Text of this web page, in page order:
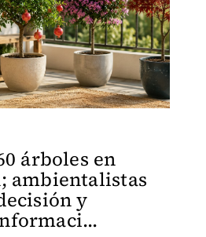
árboles en
ambientalistas
y